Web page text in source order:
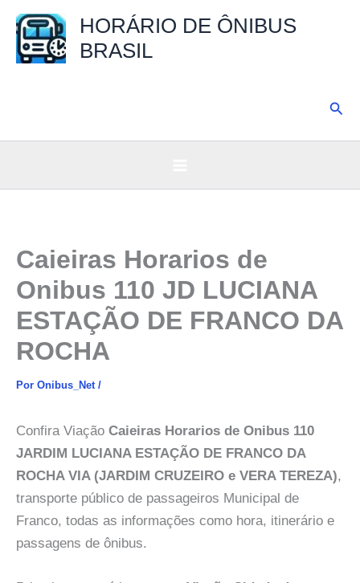
para
HORÁRIO DE ÔNIBUS
BRASIL
Caieiras Horarios de
Onibus 110 JD LUCIANA
ESTAÇÃO DE FRANCO DA
ROCHA
Por Onibus_Net /
Confira Viação Caieiras Horarios de Onibus 110
JARDIM LUCIANA ESTAÇÃO DE FRANCO DA
ROCHA VIA (JARDIM CRUZEIRO e VERA TEREZA),
transporte público de passageiros Municipal de
Franco, todas as informações como hora, itinerário e
passagens de ônibus.